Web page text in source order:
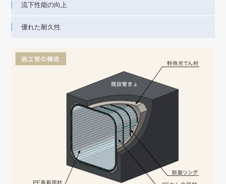
流下性能の向上
優れた耐久性